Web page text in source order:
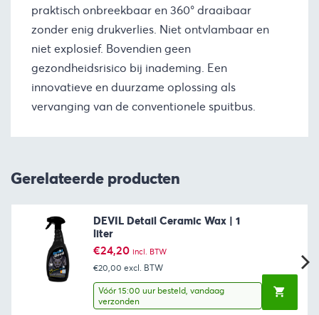
praktisch onbreekbaar en 360° draaibaar
zonder enig drukverlies. Niet ontvlambaar en
niet explosief. Bovendien geen
gezondheidsrisico bij inademing. Een
innovatieve en duurzame oplossing als
vervanging van de conventionele spuitbus.
Gerelateerde producten
DEVIL Detail Ceramic Wax | 1
liter
€24,20 incl. BTW
€20,00 excl. BTW
Vóór 15:00 uur besteld, vandaag
verzonden